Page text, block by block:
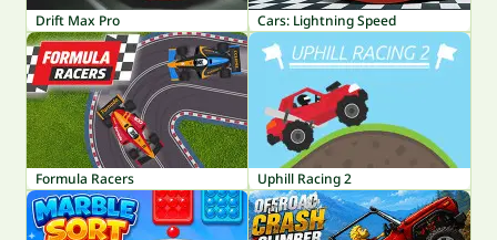
Drift Max Pro Cars: Lightning Speed
Formula Racers Uphill Racing 2